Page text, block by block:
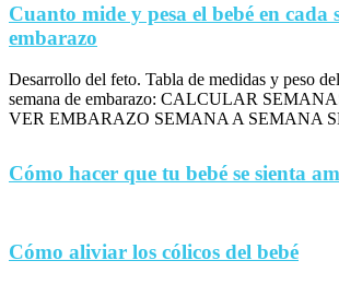
Cuanto mide y pesa el bebé en cada
embarazo
Desarrollo del feto. Tabla de medidas y peso
semana de embarazo: CALCULAR
VER EMBARAZO SEMANA A SEMANA
Cómo hacer que tu bebé se sienta
Cómo aliviar los cólicos del bebé